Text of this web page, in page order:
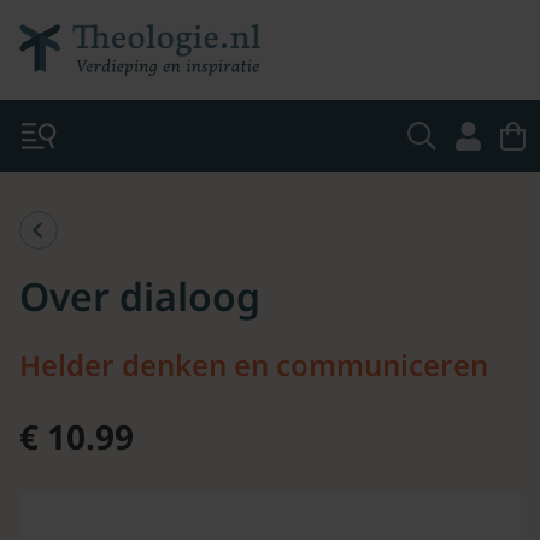
Over dialoog
Helder denken en communiceren
€ 10.99